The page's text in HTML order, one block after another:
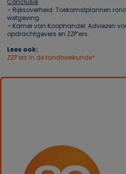
Conclusie
– Rijksoverheid: Toekomstplannen
wetgeving.
– Kamer van Koophandel: Adviezen
opdrachtgevers en ZZP’ers.
Lees ook:
ZZP’ers in de tandheelkunde*